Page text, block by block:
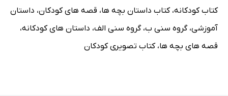
کتاب کودکانه،کتاب داستان بچه ها، قصه های کودکان، داستان
آموزشی،گروه سنی ب،گروه سنی الف، داستان های کودکانه،
قصه های بچه ها،کتاب تصویری کودکان